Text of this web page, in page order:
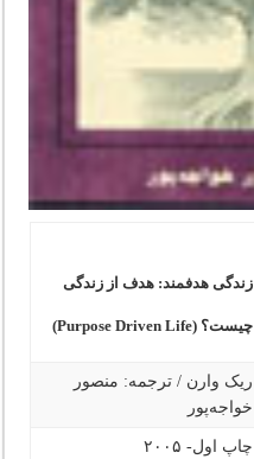
زندگی هدفمند: هدف از زندگی
چیست؟ (Purpose Driven Life)
ریک وارن / ترجمه: منصور
خواجه‌پور‌
چاپ اول- ۲۰۰۵